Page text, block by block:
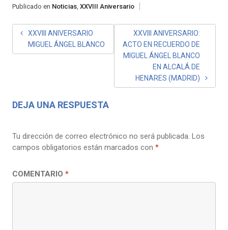
Publicado en Noticias, XXVIII Aniversario
NAVEGACIÓN
DE
XXVIII ANIVERSARIO
MIGUEL ÁNGEL BLANCO
XXVIII ANIVERSARIO:
ACTO EN RECUERDO DE
MIGUEL ÁNGEL BLANCO
EN ALCALÁ DE
HENARES (MADRID)
DEJA UNA RESPUESTA
Tu dirección de correo electrónico no será publicada. Los
campos obligatorios están marcados con *
COMENTARIO *